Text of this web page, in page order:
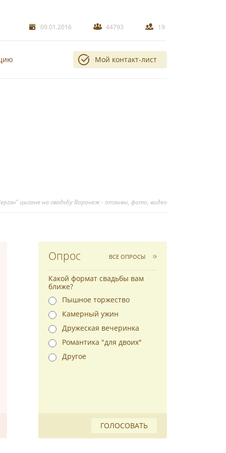
09.01.2016 44793 19
Мой контакт-лист
цыгане на свадьбу Воронеж - отзывы, фото, видео
Опрос ВСЕ ОПРОСЫ
Какой формат свадьбы вам
ближе?
Пышное торжество
Камерный ужин
Дружеская вечеринка
Романтика "для двоих"
Другое
ГОЛОСОВАТЬ